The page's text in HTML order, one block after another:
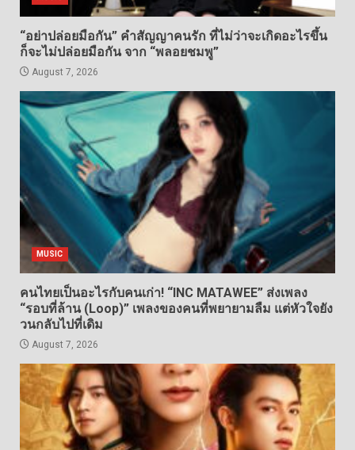
“อย่าปล่อยมือกัน” คำสัญญาคนรัก ที่ไม่ว่าจะเกิดอะไรขึ้น
ก็จะไม่ปล่อยมือกัน จาก “พลอยชมพู”
August 7, 2026
MUSIC
คนไทยเป็นอะไรกับคนเก่า! “INC MATAWEE” ส่งเพลง
“รอบที่ล้าน (Loop)” เพลงของคนที่พยายามลืม แต่หัวใจยัง
วนกลับไปที่เดิม
August 7, 2026